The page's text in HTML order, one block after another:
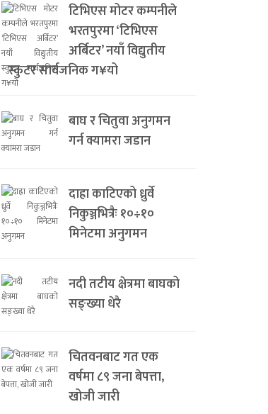
टिभिएस मोटर कम्पनीले
भरतपुरमा ‘टिभिएस
अर्बिटर’ नयाँ विद्युतीय
स्कुटर सार्वजनिक ग¥यो
बाघ र चितुवा अनुगमन
गर्न क्यामरा जडान
दाह्रा काटिएको ध्रुर्वे
निकुञ्जभित्रैः १०÷१०
मिनेटमा अनुगमन
नदी तटीय क्षेत्रमा बाघको
सङ्ख्या धेरै
चितवनबाट गत एक
वर्षमा ८९ जना बेपत्ता,
खोजी जारी